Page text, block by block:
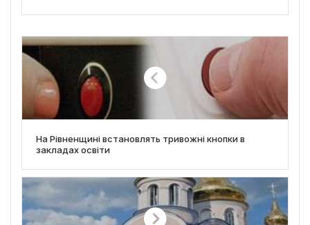
На Рівненщині встановлять тривожні кнопки в
закладах освіти